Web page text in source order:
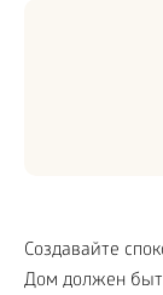
Создавайте
Дом должен